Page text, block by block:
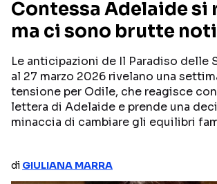
PROGRAMMI TV
PERSONAGGI TV
REALITY
FICTION
Streaming
NETFLIX
MEDIASET
Contessa Adelaide si
ma ci sono brutte
Le anticipazioni de Il Paradiso delle
al 27 marzo 2026 rivelano una
tensione per Odile, che reagisce
lettera di Adelaide e prende una
minaccia di cambiare gli equilibri
di GIULIANA MARRA